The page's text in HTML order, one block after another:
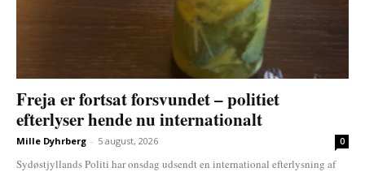
Freja er fortsat forsvundet – politiet
efterlyser hende nu internationalt
Mille Dyhrberg - 5 august, 2026 0
Sydøstjyllands Politi har onsdag udsendt en international efterlysning af